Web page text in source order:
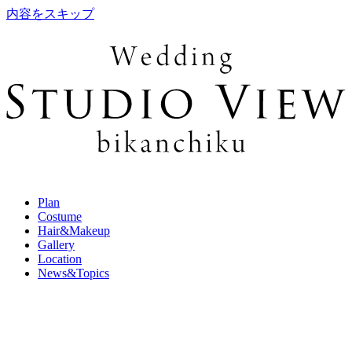
内容をスキップ
Plan
Costume
Hair&Makeup
Gallery
Location
News&Topics